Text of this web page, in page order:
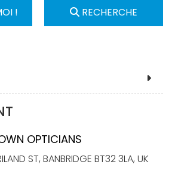
! RECHERCHE
OPTICIANS
ST, BANBRIDGE BT32 3LA, UK